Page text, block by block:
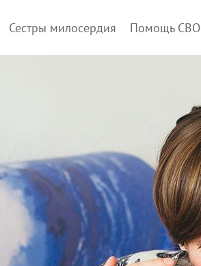
Сестры милосердия Помощь СВО